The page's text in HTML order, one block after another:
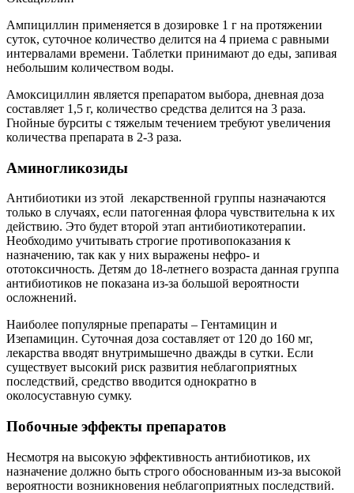
Ампициллин применяется в дозировке 1 г на протяжении
суток, суточное количество делится на 4 приема с равными
интервалами времени. Таблетки принимают до еды, запивая
небольшим количеством воды.
Амоксициллин является препаратом выбора, дневная доза
составляет 1,5 г, количество средства делится на 3 раза.
Гнойные бурситы с тяжелым течением требуют увеличения
количества препарата в 2-3 раза.
Аминогликозиды
Антибиотики из этой лекарственной группы назначаются
только в случаях, если патогенная флора чувствительна к их
действию. Это будет второй этап антибиотикотерапии.
Необходимо учитывать строгие противопоказания к
назначению, так как у них выражены нефро- и
ототоксичность. Детям до 18-летнего возраста данная группа
антибиотиков не показана из-за большой вероятности
осложнений.
Наиболее популярные препараты – Гентамицин и
Изепамицин. Суточная доза составляет от 120 до 160 мг,
лекарства вводят внутримышечно дважды в сутки. Если
существует высокий риск развития неблагоприятных
последствий, средство вводится однократно в
околосуставную сумку.
Побочные эффекты препаратов
Несмотря на высокую эффективность антибиотиков, их
назначение должно быть строго обоснованным из-за высокой
вероятности возникновения неблагоприятных последствий.